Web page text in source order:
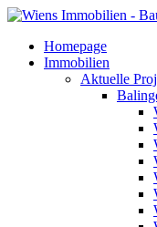
Homepage
Immobilien
Aktuelle